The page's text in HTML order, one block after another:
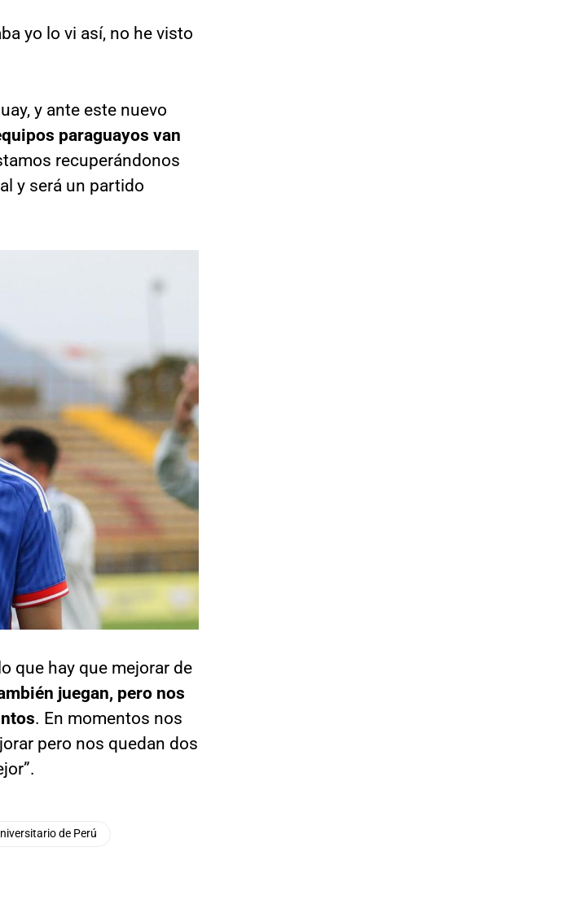
yo lo vi así, no he visto
y ante este nuevo
paraguayos van
recuperándonos
y será un partido
que hay que mejorar de
juegan, pero nos
. En momentos nos
pero nos quedan dos
de Perú